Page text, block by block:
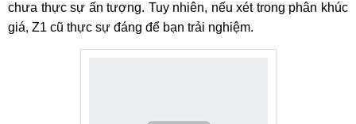
chưa thực sự ấn tượng. Tuy nhiên, nếu xét trong phân khúc
giá, Z1 cũ thực sự đáng để bạn trải nghiệm.